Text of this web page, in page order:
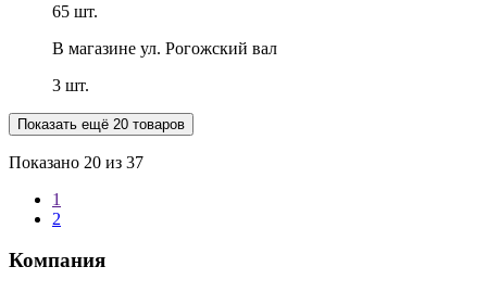
65 шт.
В магазине ул. Рогожский вал
3 шт.
Показать ещё 20 товаров
Показано 20 из 37
1
2
Компания